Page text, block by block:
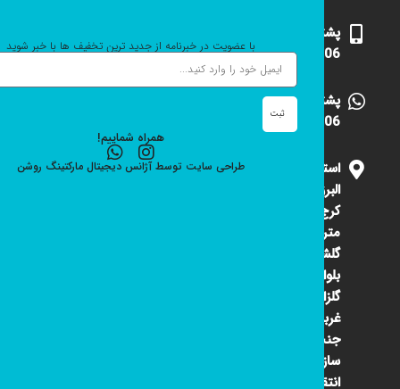
پشتیبانی
09101531006
پشتیبانی
09101531006
استان
البرز
متری
گلشهر
بلوار
گلزار
غربی
جنب
سازمان
انتقال
با عضویت در خبرنامه از جدید ترین تخفیف ها با خبر شوید
ثبت
همراه شماییم!
طراحی سایت توسط آژانس دیجیتال مارکتینگ روشن